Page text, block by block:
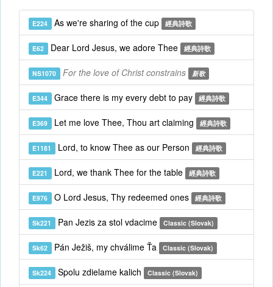
E224 As we're sharing of the cup 經典詩歌
E62 Dear Lord Jesus, we adore Thee 經典詩歌
NS1070 For the love of Christ constrains 新歌
E344 Grace there is my every debt to pay 經典詩歌
E369 Let me love Thee, Thou art claiming 經典詩歌
E1181 Lord, to know Thee as our Person 經典詩歌
E221 Lord, we thank Thee for the table 經典詩歌
E976 O Lord Jesus, Thy redeemed ones 經典詩歌
Sk221 Pan Jezis za stol vdacime Classic (Slovak)
Sk62 Pán Ježiš, my chválime Ťa Classic (Slovak)
Sk224 Spolu zdielame kalich Classic (Slovak)